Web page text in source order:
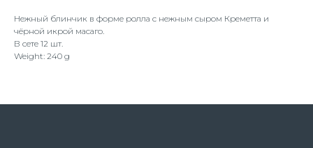
Нежный блинчик в форме ролла с нежным сыром Креметта и
чёрной икрой масаго.
В сете 12 шт.
Weight: 240 g